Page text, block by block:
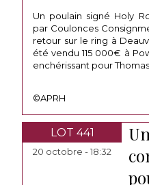
Un poulain signé Holy
par Coulonces
retour sur le ring à
été vendu 115 000€ à
enchérissant pour
©APRH
LOT 441
20 octobre - 18:32